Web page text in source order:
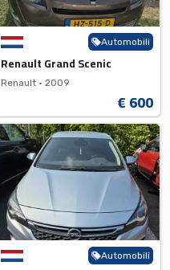
Automobili
Renault Grand Scenic
Renault • 2009
€ 600
Automobili